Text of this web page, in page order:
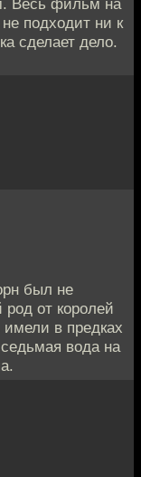
Весь фильм на
подходит ни к
сделает дело.
был не
от королей
в предках
вода на